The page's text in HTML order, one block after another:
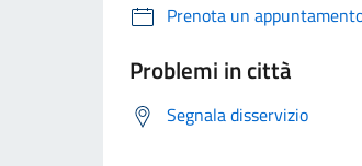
Prenota un
Problemi in città
Segnala disservizio